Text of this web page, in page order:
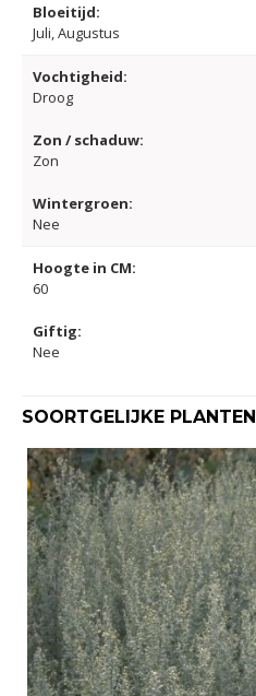
Bloeitijd:
Juli, Augustus
Vochtigheid:
Droog
Zon / schaduw:
Zon
Wintergroen:
Nee
Hoogte in CM:
60
Giftig:
Nee
SOORTGELIJKE PLANTEN